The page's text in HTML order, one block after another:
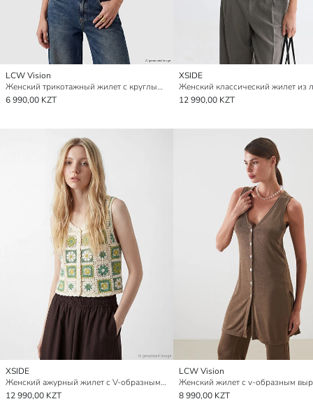
LCW Vision
Женский трикотажный жилет с круглым вырезом
6 990,00 KZT
XSIDE
12 990,00 KZT
XSIDE
Женский ажурный жилет с V-образным вырезом
12 990,00 KZT
LCW Vision
Женский жилет с v-образным
8 990,00 KZT